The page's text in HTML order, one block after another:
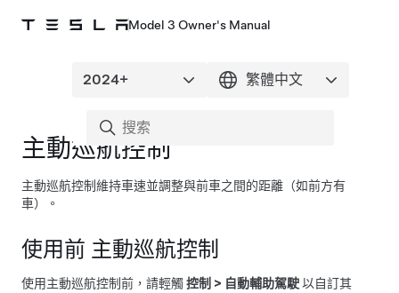
Model 3 Owner's Manual
主動巡航控制
主動巡航控制維持車速並調整與前車之間的距離（如前方有
車）。
使用前 主動巡航控制
使用主動巡航控制前，請輕觸 控制 > 自動輔助駕駛以自訂其